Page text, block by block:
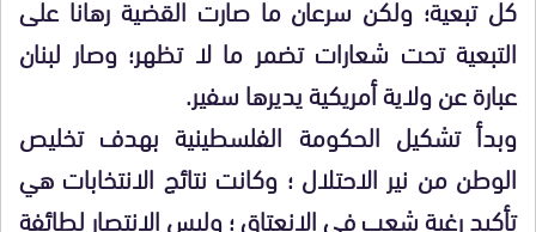
التبعية تحت شعارات تضمر ما لا تظهر؛ وصار لبنان
عبارة عن ولاية أمريكية يديرها سفير.
وبدأ تشكيل الحكومة الفلسطينية بهدف تخليص
الوطن من نير الاحتلال ؛ وكانت نتائج الانتخابات هي
تأكيد رغبة شعب في الانعتاق ؛ وليس الانتصار لطائفة